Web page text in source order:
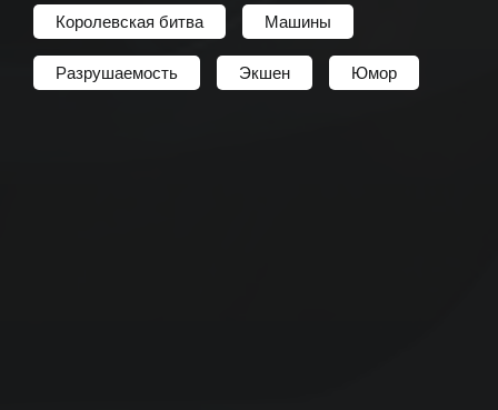
Королевская битва Машины
Разрушаемость Экшен Юмор